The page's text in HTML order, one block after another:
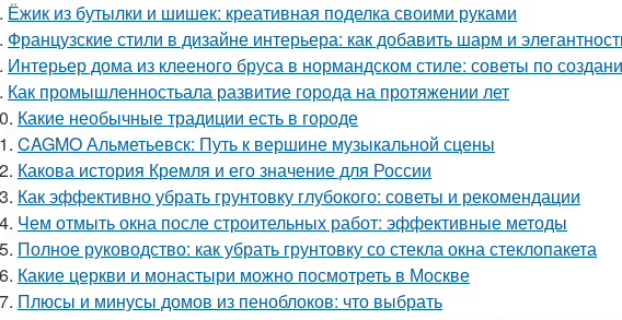
Ёжик из бутылки и шишек: креативная поделка своими руками
Французские стили в дизайне интерьера: как добавить шарм и
Интерьер дома из клееного бруса в нормандском стиле: советы по
Как промышленностьала развитие города на протяжении лет
Какие необычные традиции есть в городе
CAGMO Альметьевск: Путь к вершине музыкальной сцены
Какова история Кремля и его значение для России
Как эффективно убрать грунтовку глубокого: советы и рекомендации
Чем отмыть окна после строительных работ: эффективные методы
Полное руководство: как убрать грунтовку со стекла окна стеклопакета
Какие церкви и монастыри можно посмотреть в Москве
Плюсы и минусы домов из пеноблоков: что выбрать